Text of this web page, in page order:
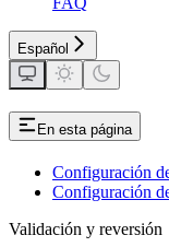
Español
En esta página
Configuración
Configuración
Validación y reversión